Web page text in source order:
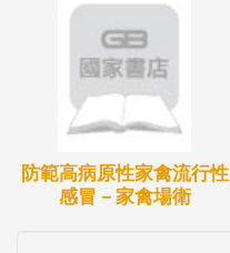
防範高病原性家禽流行性
感冒－家禽場衛